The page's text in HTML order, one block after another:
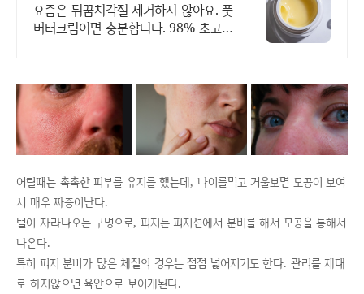
요즘은 뒤꿈치각질 제거하지 않아요. 풋
버터크림이면 충분합니다. 98% 초고함
어릴때는 촉촉한 피부를 유지를 했는데, 나이를먹고 거울보면 모공이 보여
서 매우 짜증이난다.
털이 자라나오는 구멍으로, 피지는 피지선에서 분비를 해서 모공을 통해서
나온다.
특히 피지 분비가 많은 체질의 경우는 점점 넓어지기도 한다. 관리를 제대
로 하지않으면 육안으로 보이게된다.